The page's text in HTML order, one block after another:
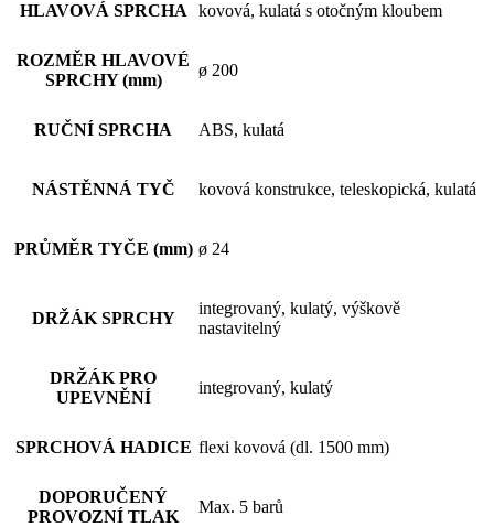
HLAVOVÁ SPRCHA kovová, kulatá s otočným kloubem
ROZMĚR HLAVOVÉ
SPRCHY (mm)
ø 200
RUČNÍ SPRCHA ABS, kulatá
NÁSTĚNNÁ TYČ kovová konstrukce, teleskopická, kulatá
PRŮMĚR TYČE (mm) ø 24
DRŽÁK SPRCHY
integrovaný, kulatý, výškově
nastavitelný
DRŽÁK PRO
UPEVNĚNÍ
integrovaný, kulatý
SPRCHOVÁ HADICE flexi kovová (dl. 1500 mm)
DOPORUČENÝ
PROVOZNÍ TLAK
Max. 5 barů